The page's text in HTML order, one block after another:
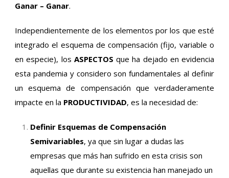
Ganar – Ganar.
Independientemente de los elementos por los que esté
integrado el esquema de compensación (fijo, variable o
en especie), los ASPECTOS que ha dejado en evidencia
esta pandemia y considero son fundamentales al definir
un esquema de compensación que verdaderamente
impacte en la PRODUCTIVIDAD, es la necesidad de:
Definir Esquemas de Compensación
Semivariables, ya que sin lugar a dudas las
empresas que más han sufrido en esta crisis son
aquellas que durante su existencia han manejado un